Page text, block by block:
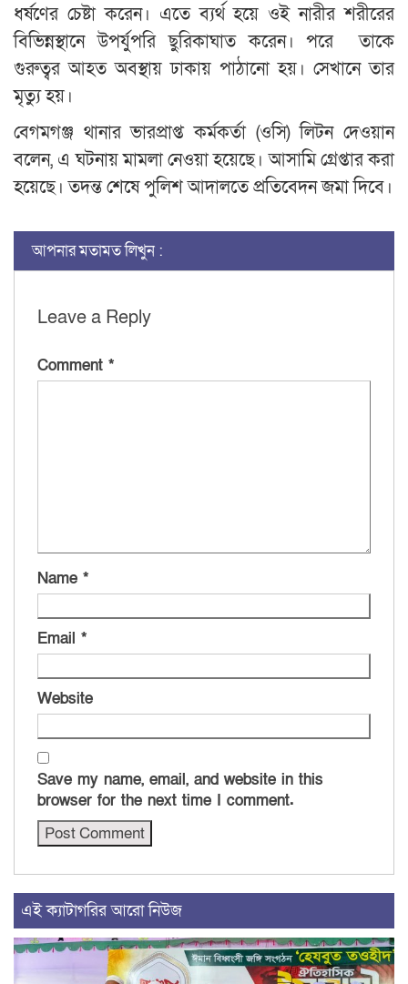
ধর্ষণের চেষ্টা করেন। এতে ব্যর্থ হয়ে ওই নারীর শরীরের
বিভিন্নস্থানে উপর্যুপরি ছুরিকাঘাত করেন। পরে তাকে
গুরুত্বর আহত অবস্থায় ঢাকায় পাঠানো হয়। সেখানে তার
মৃত্যু হয়।
বেগমগঞ্জ থানার ভারপ্রাপ্ত কর্মকর্তা (ওসি) লিটন দেওয়ান
বলেন, এ ঘটনায় মামলা নেওয়া হয়েছে। আসামি গ্রেপ্তার করা
হয়েছে। তদন্ত শেষে পুলিশ আদালতে প্রতিবেদন জমা দিবে।
আপনার মতামত লিখুন :
Leave a Reply
Comment *
Name *
Email *
Website
Save my name, email, and website in this
browser for the next time I comment.
এই ক্যাটাগরির আরো নিউজ